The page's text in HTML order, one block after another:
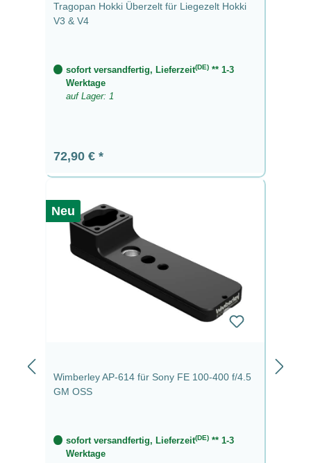
Tragopan Hokki Überzelt für Liegezelt Hokki
V3 & V4
sofort versandfertig, Lieferzeit(DE)** 1-3
Werktage
auf Lager: 1
Regulärer Preis:
72,90 €
Neu
Wimberley AP-614 für Sony FE 100-400 f/4.5
GM OSS
sofort versandfertig, Lieferzeit(DE)** 1-3
Werktage